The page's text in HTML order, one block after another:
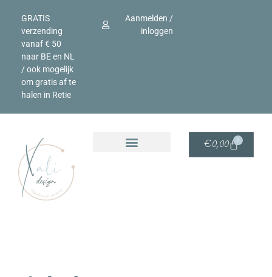
GRATIS
verzending
vanaf € 50
naar BE en NL
/ ook mogelijk
om gratis af te
halen in Retie
Aanmelden /
inloggen
€0,00 0